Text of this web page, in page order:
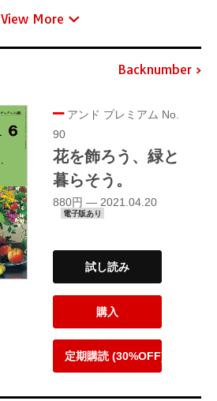
View More
Backnumber
アンド プレミアム No.
90
花を飾ろう、緑と
暮らそう。
880円 — 2021.04.20
電子版あり
試し読み
購入
定期購読 (30%OFF)